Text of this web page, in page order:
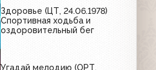
Здоровье (ЦТ, 24.06.1978)
Спортивная ходьба и
оздоровительный бег
Угадай мелодию (ОРТ,